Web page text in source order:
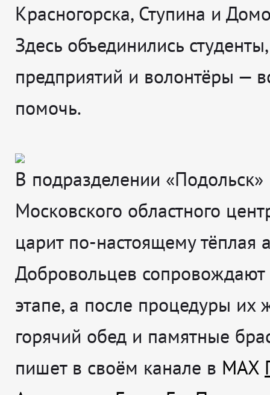
Красногорска, Ступина и
Здесь объединились
предприятий и волонтёры —
помочь.
В подразделении «Подольск»
Московского областного
царит по-настоящему тёплая
Добровольцев
этапе, а после процедуры их
горячий обед и памятные
пишет в своём канале в MAX